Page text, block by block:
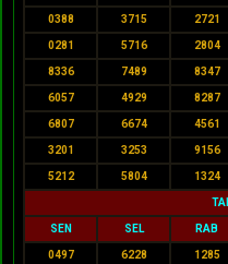
0388 3715 2721
0281 5716 2804
8336 7489 8347
6057 4929 8287
6807 6674 4561
3201 3253 9156
5212 5804 1324
SEN SEL RAB
0497 6228 1285